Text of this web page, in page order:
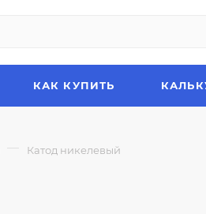
КАК КУПИТЬ
— Катод никелевый